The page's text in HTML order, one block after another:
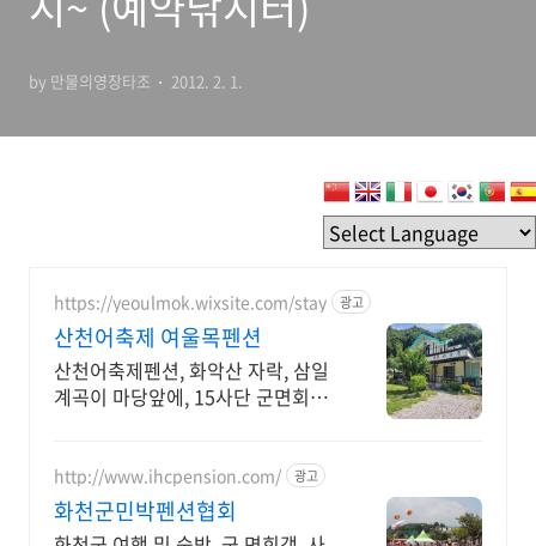
by 만물의영장타조 2012. 2. 1.
https://yeoulmok.wixsite.com/stay 광고
산천어축제 여울목펜션
산천어축제펜션, 화악산 자락, 삼일
계곡이 마당앞에, 15사단 군면회객
http://www.ihcpension.com/ 광고
화천군민박펜션협회